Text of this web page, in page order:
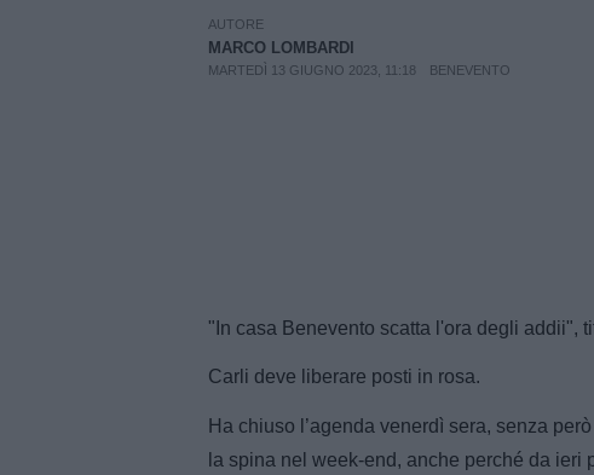
AUTORE
MARCO LOMBARDI
MARTEDÌ 13 GIUGNO 2023, 11:18 BENEVENTO
"In casa Benevento scatta l'ora degli addii",
Carli deve liberare posti in rosa.
Ha chiuso l’agenda venerdì sera, senza
la spina nel week-end, anche perché da